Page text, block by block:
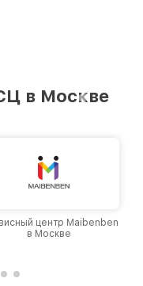
в Москве
центр Maibenben
в Москве